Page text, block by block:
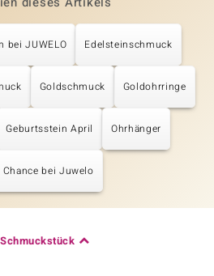
bei JUWELO Edelsteinschmuck
Goldschmuck Goldohrringe
Geburtsstein April Ohrhänger
Chance bei Juwelo